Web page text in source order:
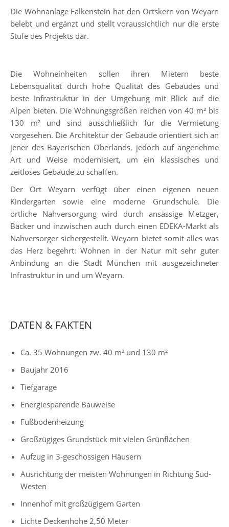
Die Wohnanlage Falkenstein hat den Ortskern von Weyarn
belebt und ergänzt und stellt voraussichtlich nur die erste
Stufe des Projekts dar.
Die Wohneinheiten sollen ihren Mietern beste
Lebensqualität durch hohe Qualität des Gebäudes und
beste Infrastruktur in der Umgebung mit Blick auf die
Alpen bieten. Die Wohnungsgrößen reichen von 40 m² bis
130 m² und sind ausschließlich für die Vermietung
vorgesehen. Die Architektur der Gebäude orientiert sich an
jener des Bayerischen Oberlands, jedoch auf angenehme
Art und Weise modernisiert, um ein klassisches und
zeitloses Gebäude zu schaffen.
Der Ort Weyarn verfügt über einen eigenen neuen
Kindergarten sowie eine moderne Grundschule. Die
örtliche Nahversorgung wird durch ansässige Metzger,
Bäcker und inzwischen auch durch einen EDEKA-Markt als
Nahversorger sichergestellt. Weyarn bietet somit alles was
das Herz begehrt: Wohnen in der Natur mit sehr guter
Anbindung an die Stadt München mit ausgezeichneter
Infrastruktur in und um Weyarn.
DATEN & FAKTEN
Ca. 35 Wohnungen zw. 40 m² und 130 m²
Baujahr 2016
Tiefgarage
Energiesparende Bauweise
Fußbodenheizung
Großzügiges Grundstück mit vielen Grünflächen
Aufzug in 3-geschossigen Häusern
Ausrichtung der meisten Wohnungen in Richtung Süd-
Westen
Innenhof mit großzügigem Garten
Lichte Deckenhöhe 2,50 Meter